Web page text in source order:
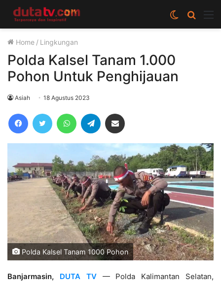
Cari
berita
Switch
skin
Home / Lingkungan
Polda Kalsel Tanam 1.000
Pohon Untuk Penghijauan
Asiah 18 Agustus 2023
FacebookTwitter WhatsAppTelegram
Polda Kalsel Tanam 1000 Pohon
Banjarmasin, DUTA TV— Polda Kalimantan Selatan,